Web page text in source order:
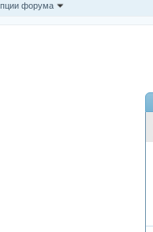
форума